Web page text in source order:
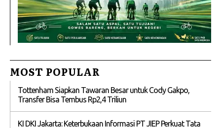
MOST POPULAR
Tottenham Siapkan Tawaran Besar untuk Cody Gakpo,
Transfer Bisa Tembus Rp2,4 Triliun
KI DKI Jakarta: Keterbukaan Informasi PT JIEP Perkuat Tata